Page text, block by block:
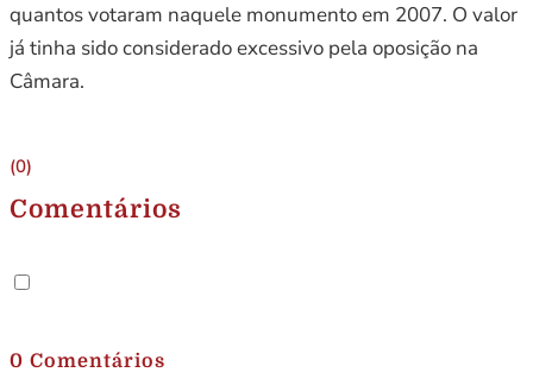
quantos votaram naquele monumento em 2007. O valor
já tinha sido considerado excessivo pela oposição na
Câmara.
(0)
Comentários
0 Comentários